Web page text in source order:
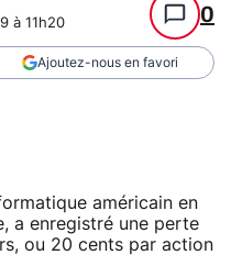
à 11h20 0
Ajoutez-nous en favori
américain en
a enregistré une perte
ou 20 cents par action